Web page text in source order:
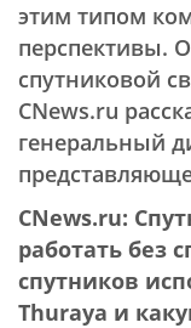
этим типом
перспективы.
спутниковой
CNews.ru
генеральный
CNews.ru:
работать без
спутников
Thuraya и